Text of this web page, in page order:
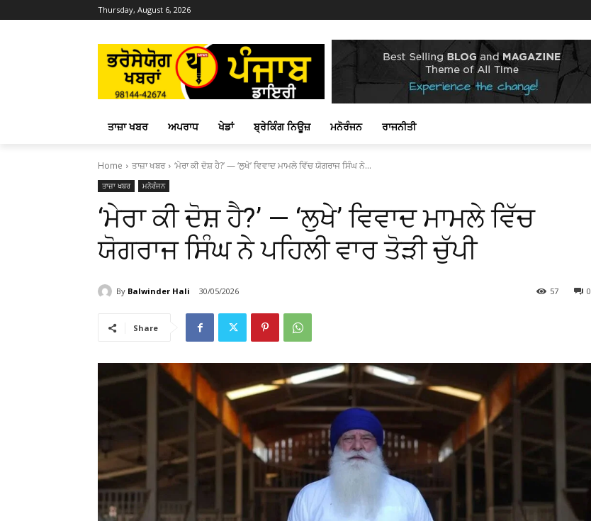
Thursday, August 6, 2026
ਤਾਜ਼ਾ ਖਬਰ ਅਪਰਾਧ ਖੇਡਾਂ ਬ੍ਰੇਕਿੰਗ ਨਿਊਜ਼ ਮਨੋਰੰਜਨ ਰਾਜਨੀਤੀ
Home ਤਾਜ਼ਾ ਖਬਰ ‘ਮੇਰਾ ਕੀ ਦੋਸ਼ ਹੈ?’ — ‘ਲੁਖੇ’ ਵਿਵਾਦ ਮਾਮਲੇ ਵਿੱਚ ਯੋਗਰਾਜ ਸਿੰਘ ਨੇ...
ਤਾਜ਼ਾ ਖਬਰ ਮਨੋਰੰਜਨ
‘ਮੇਰਾ ਕੀ ਦੋਸ਼ ਹੈ?’ — ‘ਲੁਖੇ’ ਵਿਵਾਦ ਮਾਮਲੇ ਵਿੱਚ
ਯੋਗਰਾਜ ਸਿੰਘ ਨੇ ਪਹਿਲੀ ਵਾਰ ਤੋੜੀ ਚੁੱਪੀ
By Balwinder Hali 30/05/2026 0
57
Share